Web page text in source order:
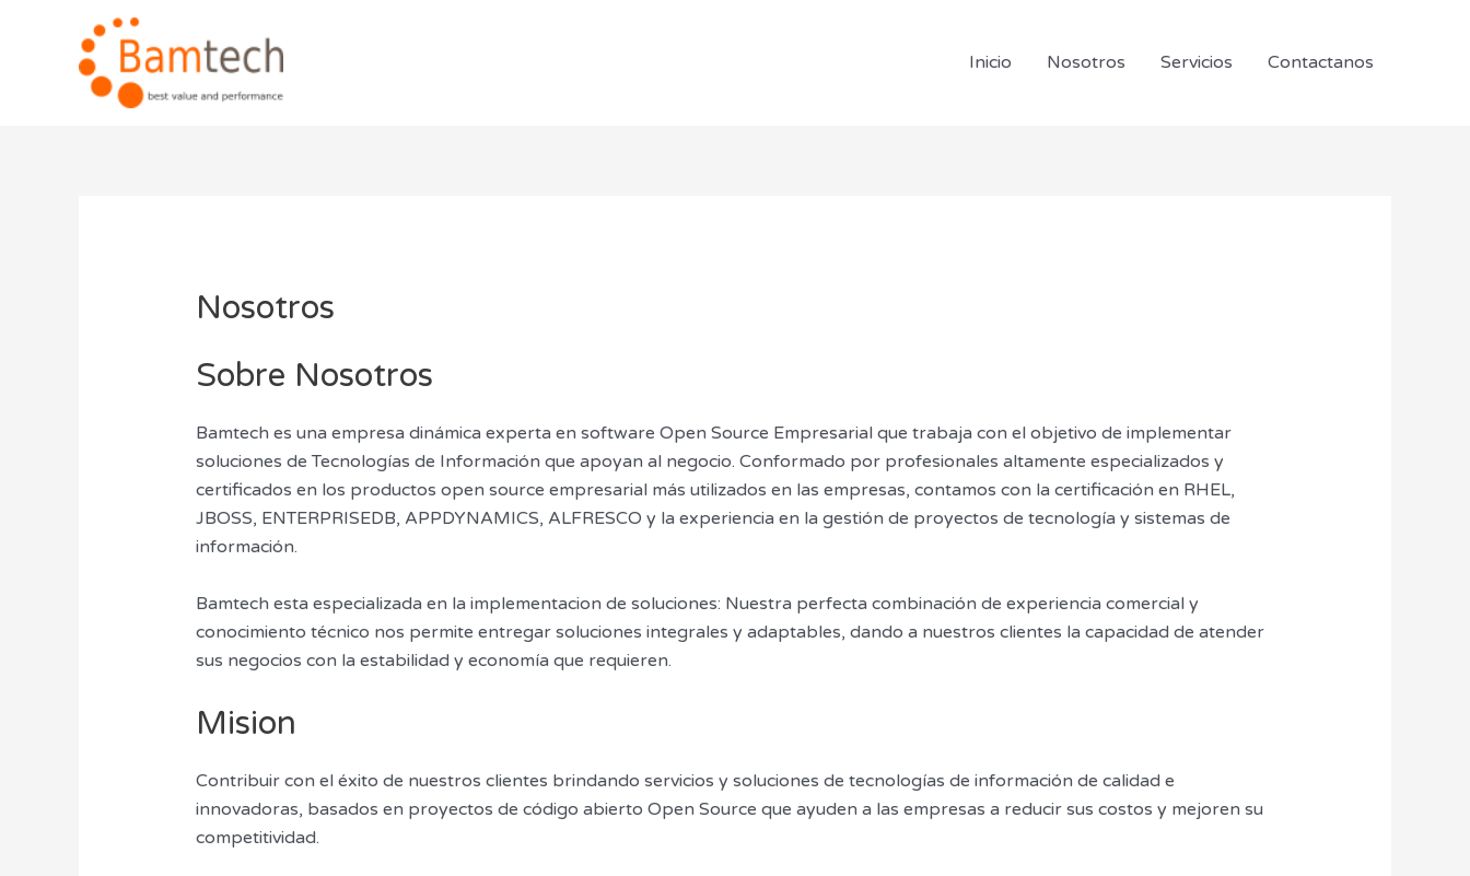
Inicio Nosotros Servicios Contactanos
Nosotros
Sobre Nosotros
Bamtech es una empresa dinámica experta en software Open Source Empresarial que trabaja con el objetivo de implementar
soluciones de Tecnologías de Información que apoyan al negocio. Conformado por profesionales altamente especializados y
certificados en los productos open source empresarial más utilizados en las empresas, contamos con la certificación en RHEL,
JBOSS, ENTERPRISEDB, APPDYNAMICS, ALFRESCO y la experiencia en la gestión de proyectos de tecnología y sistemas de
información.
Bamtech esta especializada en la implementacion de soluciones: Nuestra perfecta combinación de experiencia comercial y
conocimiento técnico nos permite entregar soluciones integrales y adaptables, dando a nuestros clientes la capacidad de atender
sus negocios con la estabilidad y economía que requieren.
Mision
Contribuir con el éxito de nuestros clientes brindando servicios y soluciones de tecnologías de información de calidad e
innovadoras, basados en proyectos de código abierto Open Source que ayuden a las empresas a reducir sus costos y mejoren su
competitividad.